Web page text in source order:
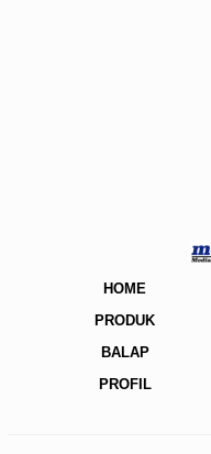
HOME
PRODUK
BALAP
PROFIL